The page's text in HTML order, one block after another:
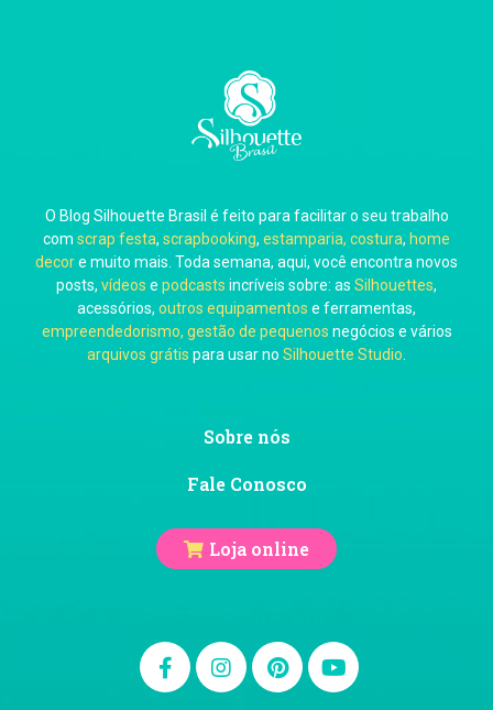
O Blog Silhouette Brasil é feito para facilitar o seu trabalho
com scrap festa, scrapbooking, estamparia, costura, home
decore muito mais. Toda semana, aqui, você encontra novos
posts, vídeos e podcasts incríveis sobre: as Silhouettes,
acessórios, outros equipamentos e ferramentas,
empreendedorismo, gestão de pequenos negócios e vários
arquivos grátis para usar no Silhouette Studio
Sobre nós
Fale Conosco
Loja online